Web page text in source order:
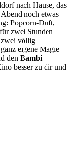
nach Hause, das
noch etwas
Popcorn-Duft,
zwei Stunden
zwei völlig
eigene Magie
den Bambi
besser zu dir und